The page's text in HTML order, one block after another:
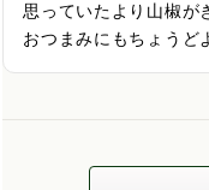
思っていたより山椒が
おつまみにもちょうど